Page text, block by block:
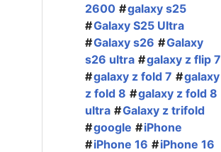
2600
galaxy s25
Galaxy S25 Ultra
Galaxy s26
Galaxy
s26 ultra
galaxy z flip 7
galaxy z fold 7
galaxy
z fold 8
galaxy z fold 8
ultra
Galaxy z trifold
google
iPhone
iPhone 16
iPhone 16